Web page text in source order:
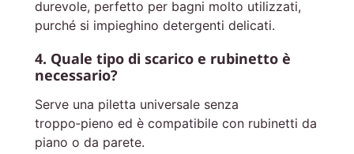
durevole, perfetto per bagni molto utilizzati,
purché si impieghino detergenti delicati.
4. Quale tipo di scarico e rubinetto è
necessario?
Serve una piletta universale senza
troppo‑pieno ed è compatibile con rubinetti da
piano o da parete.